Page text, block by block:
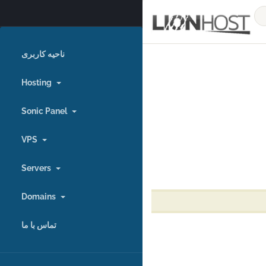
ناحیه کاربری
Hosting
Sonic Panel
VPS
Servers
Domains
تماس با ما